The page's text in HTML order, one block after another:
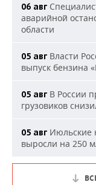
06 авг
аварийной
области
05 авг Власти
выпуск бензина
05 авг В России
грузовиков
05 авг Июльские
выросли на 250